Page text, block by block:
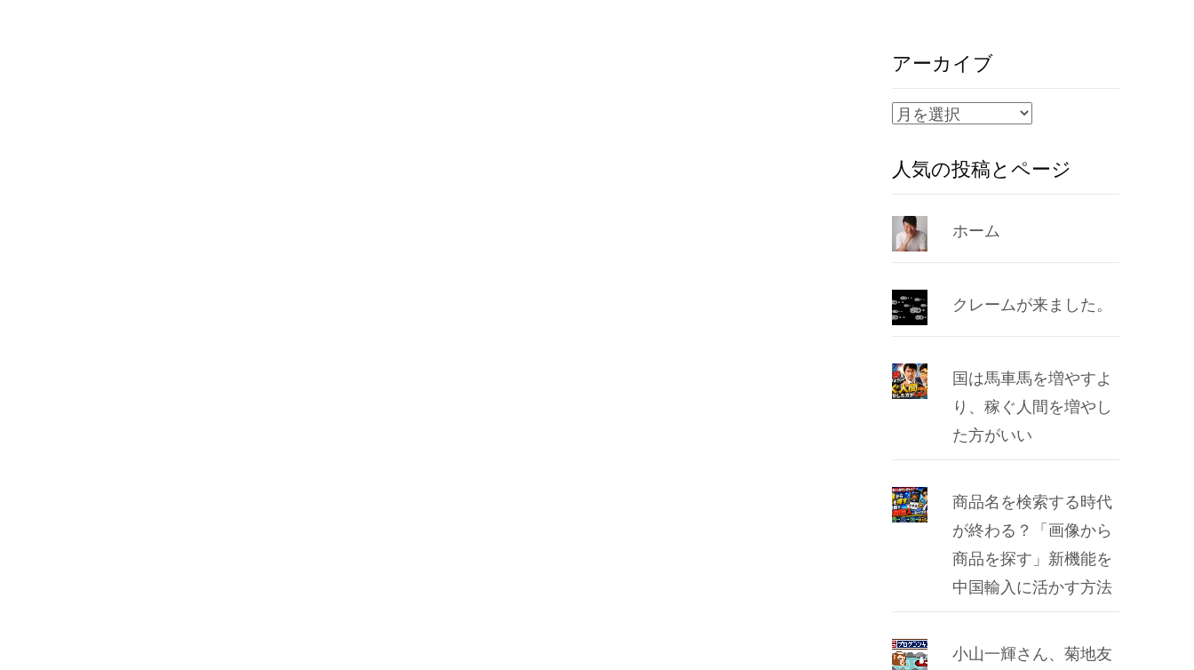
アーカイブ
ア
カ
イ
ブ
人気の投稿とページ
ホーム
クレームが来ました。
国は馬車馬を増やすよ
り、稼ぐ人間を増やし
た方がいい
商品名を検索する時代
が終わる？「画像から
商品を探す」新機能を
中国輸入に活かす方法
小山一輝さん、菊地友